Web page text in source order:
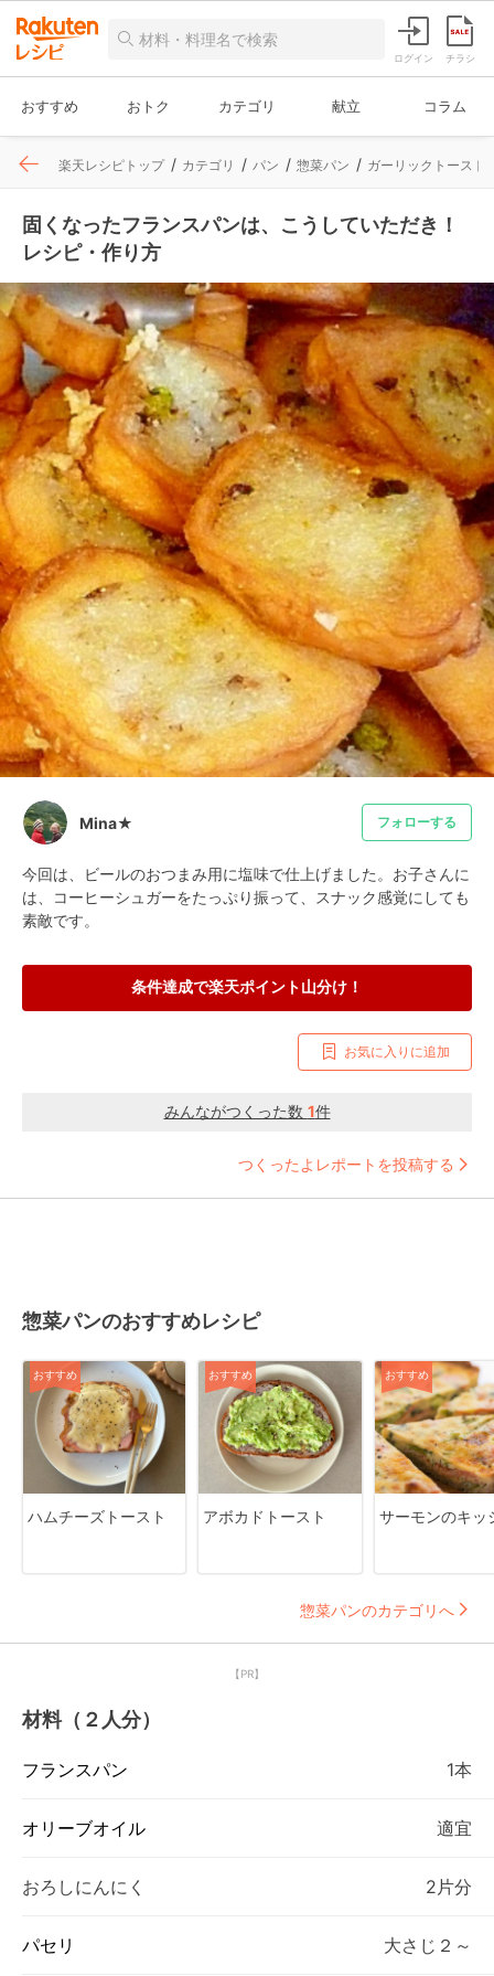
ログイン チラシ
おすすめ おトク カテゴリ 献立 コラム
楽天レシピトップ カテゴリ パン 惣菜パン ガーリックトースト
固くなったフランスパンは、こうしていただき！
レシピ・作り方
Mina★ フォローする
今回は、ビールのおつまみ用に塩味で仕上げました。お子さんに
は、コーヒーシュガーをたっぷり振って、スナック感覚にしても
素敵です。
条件達成で楽天ポイント山分け！
お気に入りに追加
みんながつくった数 1件
つくったよレポートを投稿する
惣菜パンのおすすめレシピ
おすすめ
ハムチーズトースト
おすすめ
アボカドトースト
おすすめ
サーモンのキッ
惣菜パンのカテゴリへ
【PR】
材料（２人分）
フランスパン 1本
オリーブオイル 適宜
おろしにんにく 2片分
パセリ 大さじ２～